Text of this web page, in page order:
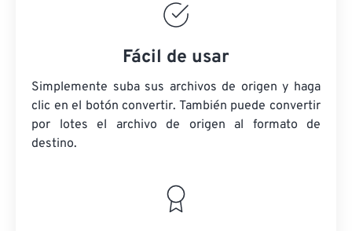
Fácil de usar
Simplemente suba sus archivos de origen y haga
clic en el botón convertir. También puede convertir
por lotes el archivo de origen al formato de
destino.